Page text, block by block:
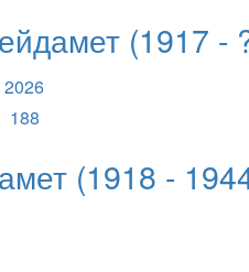
(1917 -
2026
188
(1918 -